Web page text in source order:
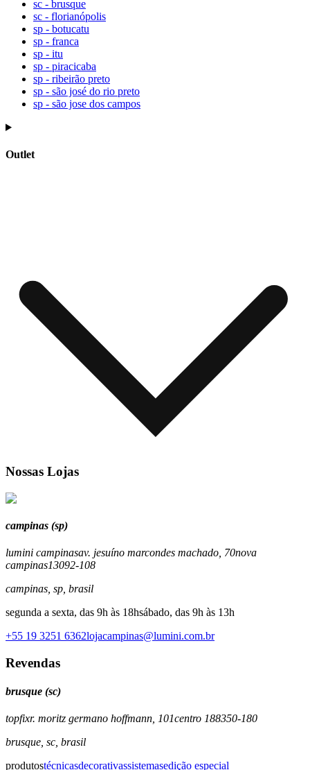
sc - brusque
sc - florianópolis
sp - botucatu
sp - franca
sp - itu
sp - piracicaba
sp - ribeirão preto
sp - são josé do rio preto
sp - são jose dos campos
Outlet
Nossas Lojas
campinas (sp)
lumini campinasav. jesuíno marcondes machado, 70nova
campinas13092-108
campinas sp brasil
segunda a sexta, das 9h às 18hsábado, das 9h às 13h
+55 19 3251 6362lojacampinas@lumini.com.br
Revendas
brusque (sc)
topfixr. moritz germano hoffmann, 101centro 188350-180
brusque sc brasil
produtostécnicasdecorativassistemasedição especial